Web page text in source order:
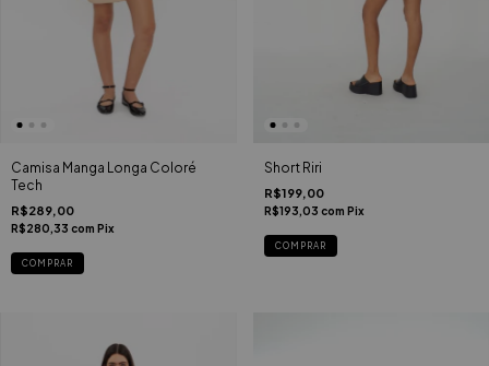
Camisa Manga Longa Coloré
Tech
R$289,00
R$280,33 com Pix
COMPRAR
Short Riri
R$199,00
R$193,03 com Pix
COMPRAR